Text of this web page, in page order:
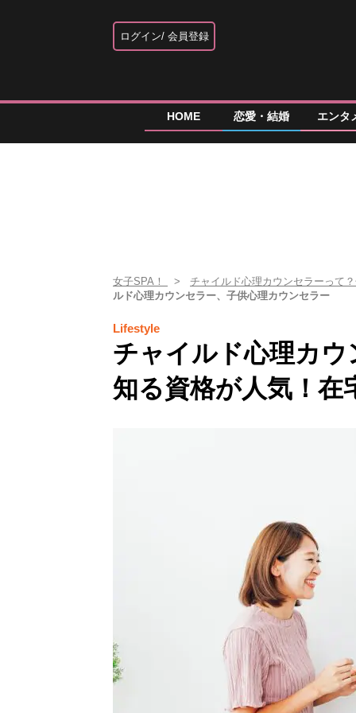
ログイン 会員登録
HOME 恋愛・結婚 エンタ
女子SPA！
チャイルド心理カウンセラーって
ルド心理カウンセラー、子供心理カウンセラー
Lifestyle
チャイルド心理カ
知る資格が人気！在